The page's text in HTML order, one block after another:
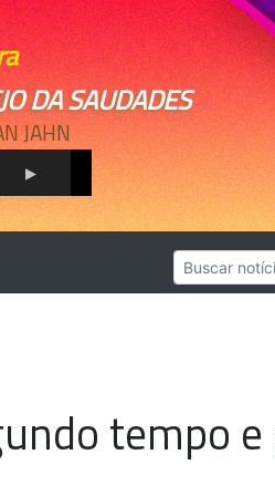
DA SAUDADES
JAHN
tempo